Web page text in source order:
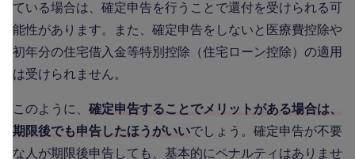
ている場合は、確定申告を行うことで還付を受けられる可
能性があります。また、確定申告をしないと医療費控除や
初年分の住宅借入金等特別控除（住宅ローン控除）の適用
は受けられません。
このように、 確定申告することでメリットがある場合は、
期限後でも申告したほうがいいでしょう。確定申告が不要
な人が期限後申告しても、基本的にペナルティはありませ